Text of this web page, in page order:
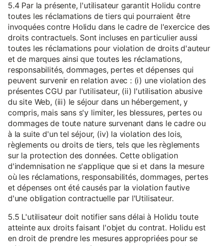
5.4 Par la présente, l'utilisateur garantit Holidu contre
toutes les réclamations de tiers qui pourraient être
invoquées contre Holidu dans le cadre de l'exercice des
droits contractuels. Sont incluses en particulier aussi
toutes les réclamations pour violation de droits d'auteur
et de marques ainsi que toutes les réclamations,
responsabilités, dommages, pertes et dépenses qui
peuvent survenir en relation avec : (i) une violation des
présentes CGU par l'utilisateur, (ii) l'utilisation abusive
du site Web, (iii) le séjour dans un hébergement, y
compris, mais sans s'y limiter, les blessures, pertes ou
dommages de toute nature survenant dans le cadre ou
à la suite d'un tel séjour, (iv) la violation des lois,
règlements ou droits de tiers, tels que les règlements
sur la protection des données. Cette obligation
d'indemnisation ne s'applique que si et dans la mesure
où les réclamations, responsabilités, dommages, pertes
et dépenses ont été causés par la violation fautive
d'une obligation contractuelle par l'Utilisateur.
5.5 L'utilisateur doit notifier sans délai à Holidu toute
atteinte aux droits faisant l'objet du contrat. Holidu est
en droit de prendre les mesures appropriées pour se